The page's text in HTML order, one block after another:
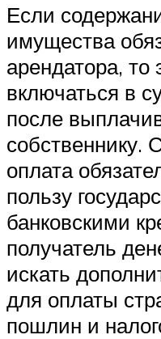
Если
имущества
арендатора, то
включаться в
после
собственнику.
оплата
пользу
банковскими
получатель
искать
для оплаты
пошлин и